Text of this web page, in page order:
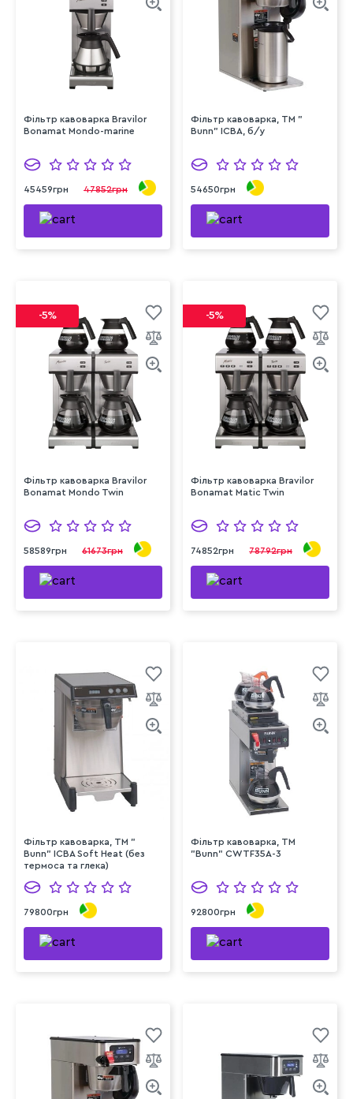
Фільтр кавоварка Bravilor
Bonamat Mondo-marine
45459грн 47852грн
Фільтр кавоварка, ТМ "
Bunn" ICBA, б/у
54650грн
-5%
Фільтр кавоварка Bravilor
Bonamat Mondo Twin
58589грн 61673грн
-5%
Фільтр кавоварка Bravilor
Bonamat Matic Twin
74852грн 78792грн
Фільтр кавоварка, ТМ "
Bunn" ICBA Soft Heat (без
термоса та глека)
79800грн
Фільтр кавоварка, ТМ
"Bunn" CWTF35A-3
92800грн